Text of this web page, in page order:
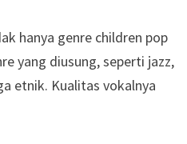
hanya genre children pop
yang diusung, seperti jazz,
etnik. Kualitas vokalnya